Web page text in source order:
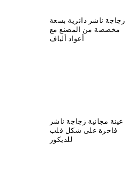
زجاجة ناشر دائرية بسعة
مخصصة من المصنع مع
أعواد ألياف
عينة مجانية زجاجة ناشر
فاخرة على شكل قلب
للديكور